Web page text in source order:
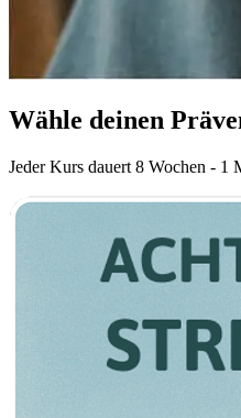
Wähle deinen
Jeder Kurs dauert 8 Wochen - 1